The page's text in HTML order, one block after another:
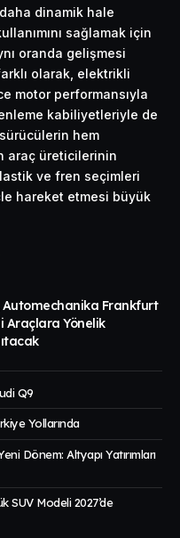
dinamik hale
sağlamak için
oranda gelişmesi
olarak, elektrikli
motor performansıyla
kabiliyetleriyle de
hem
araç üreticilerinin
ve fren seçimleri
hareket etmesi büyük
Frankfurt
Araçlara Yönelik
Q9
Yollarında
Dönem: Altyapı Yatırımları
SUV Modeli 2027’de